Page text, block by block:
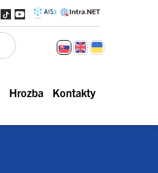
Hrozba Kontakty